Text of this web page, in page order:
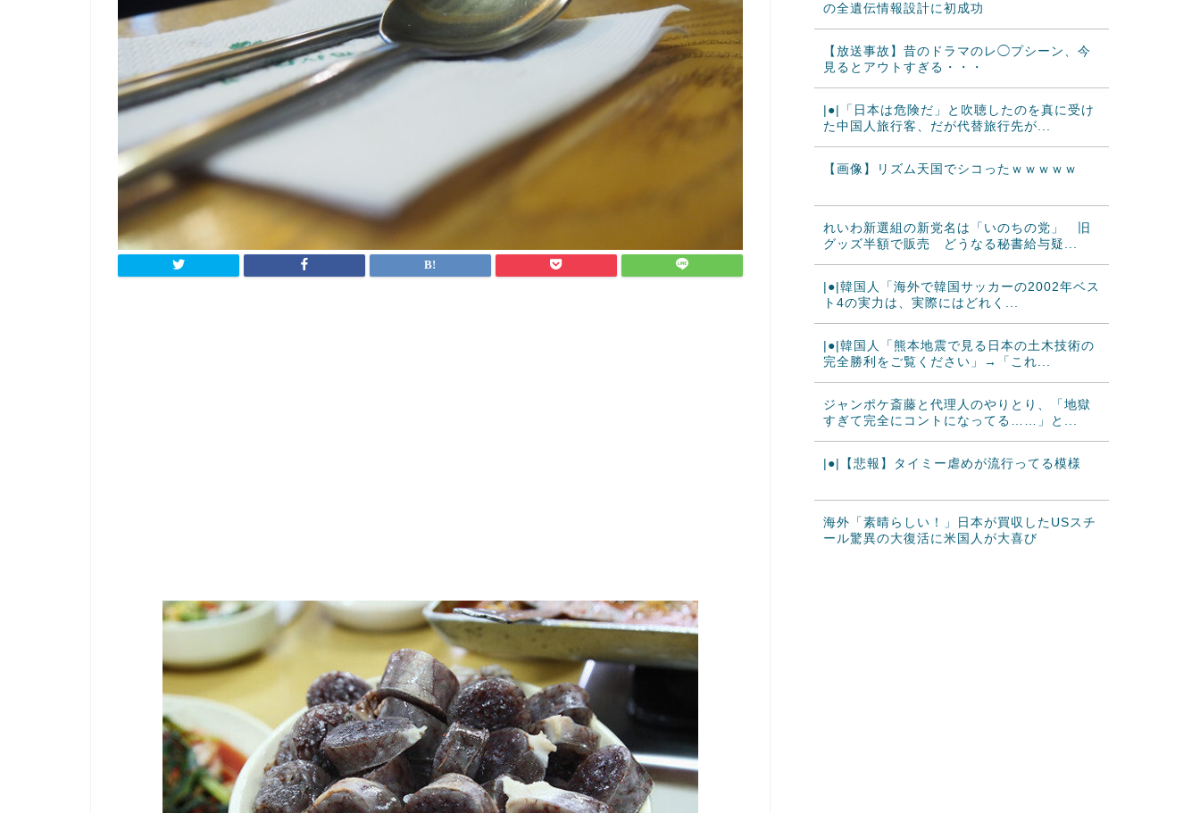
の全遺伝情報設計に初成功
【放送事故】昔のドラマのレ◯プシーン、今
見るとアウトすぎる・・・
|●|「日本は危険だ」と吹聴したのを真に受け
た中国人旅行客、だが代替旅行先が...
【画像】リズム天国でシコったｗｗｗｗｗ
れいわ新選組の新党名は「いのちの党」 旧
グッズ半額で販売 どうなる秘書給与疑...
|●|韓国人「海外で韓国サッカーの2002年ベス
ト4の実力は、実際にはどれく...
|●|韓国人「熊本地震で見る日本の土木技術の
完全勝利をご覧ください」→「これ...
ジャンポケ斎藤と代理人のやりとり、「地獄
すぎて完全にコントになってる……」と...
|●|【悲報】タイミー虐めが流行ってる模様
海外「素晴らしい！」日本が買収したUSスチ
ール驚異の大復活に米国人が大喜び